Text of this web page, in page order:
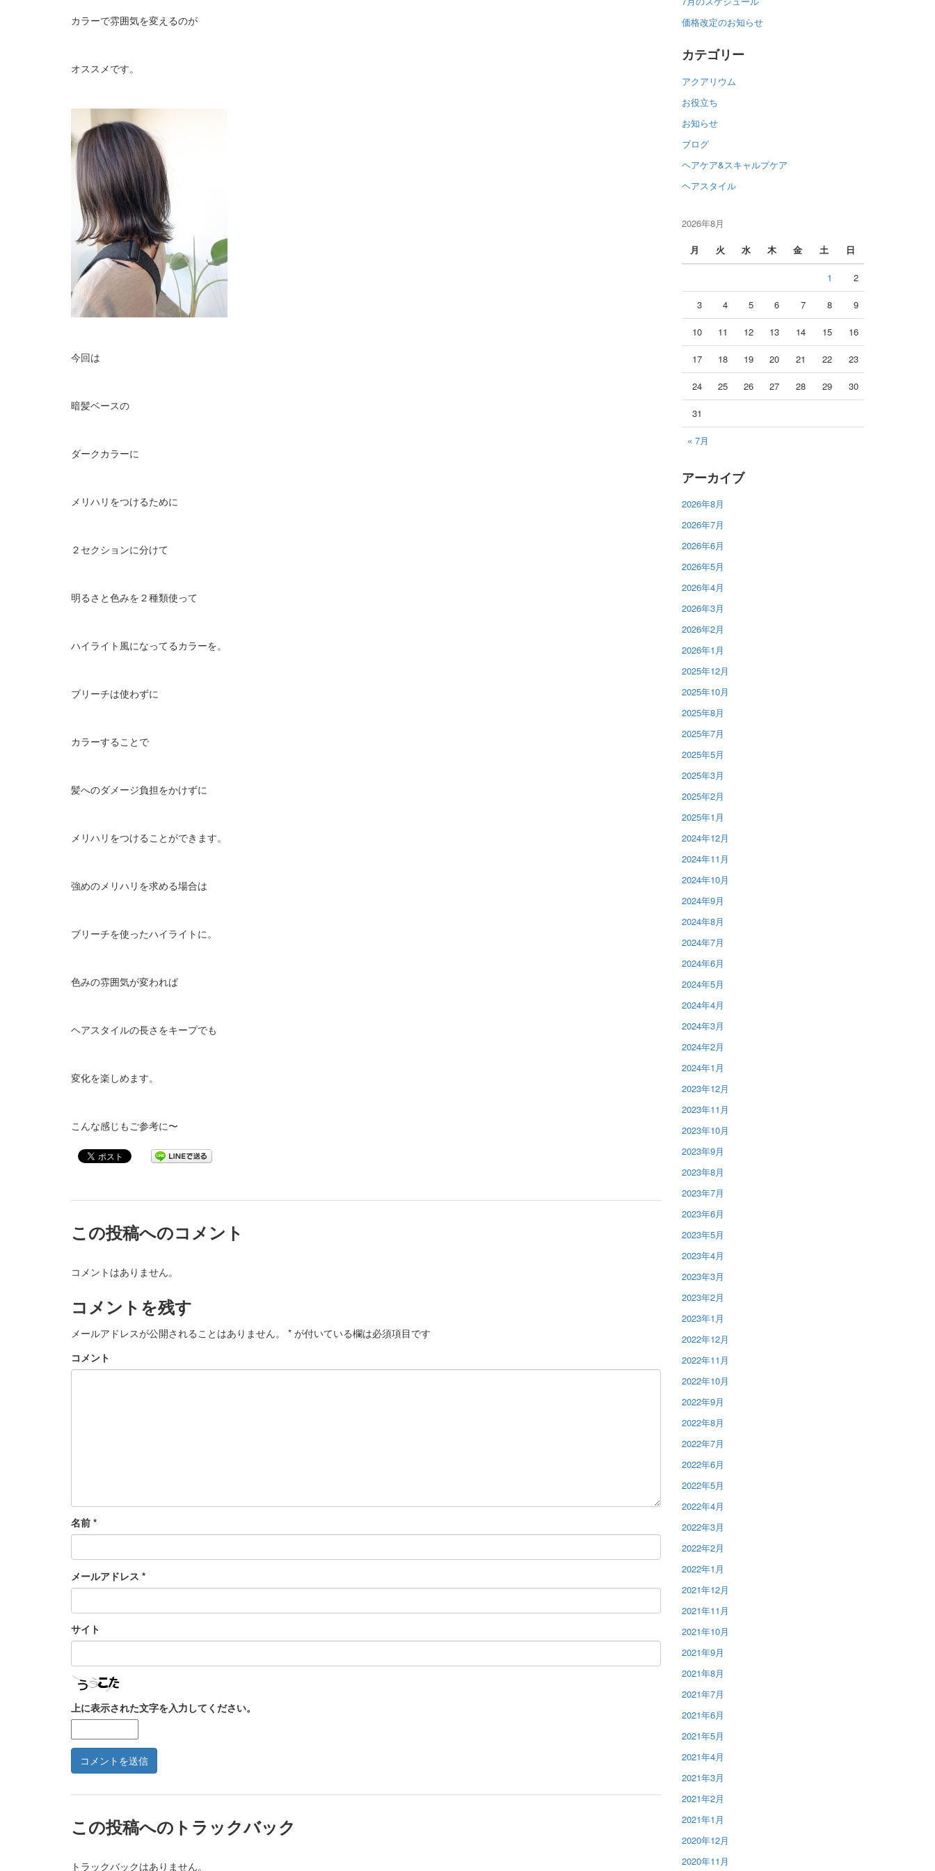
カラーで雰囲気を変えるのが
オススメです。
今回は
暗髪ベースの
ダークカラーに
メリハリをつけるために
２セクションに分けて
明るさと色みを２種類使って
ハイライト風になってるカラーを。
ブリーチは使わずに
カラーすることで
髪へのダメージ負担をかけずに
メリハリをつけることができます。
強めのメリハリを求める場合は
ブリーチを使ったハイライトに。
色みの雰囲気が変われば
ヘアスタイルの長さをキープでも
変化を楽しめます。
こんな感じもご参考に〜
この投稿へのコメント
コメントはありません。
コメントを残す
メールアドレスが公開されることはありません。 * が付いている欄は必須項目です
コメント
名前 *
メールアドレス *
サイト
上に表示された文字を入力してください。
この投稿へのトラックバック
トラックバックはありません。
価格改定のお知らせ
カテゴリー
アクアリウム
お役立ち
お知らせ
ブログ
ヘアケア&スキャルプケア
ヘアスタイル
2026年8月
月
火 水 木 金 土 日
« 7月
1 2
3 4 5 6 7 8 9
10 11 12 13 14 15 16
17 18 19 20 21 22 23
24 25 26 27 28 29 30
31
アーカイブ
2026年8月
2026年7月
2026年6月
2026年5月
2026年4月
2026年3月
2026年2月
2026年1月
2025年12月
2025年10月
2025年8月
2025年7月
2025年5月
2025年3月
2025年2月
2025年1月
2024年12月
2024年11月
2024年10月
2024年9月
2024年8月
2024年7月
2024年6月
2024年5月
2024年4月
2024年3月
2024年2月
2024年1月
2023年12月
2023年11月
2023年10月
2023年9月
2023年8月
2023年7月
2023年6月
2023年5月
2023年4月
2023年3月
2023年2月
2023年1月
2022年12月
2022年11月
2022年10月
2022年9月
2022年8月
2022年7月
2022年6月
2022年5月
2022年4月
2022年3月
2022年2月
2022年1月
2021年12月
2021年11月
2021年10月
2021年9月
2021年8月
2021年7月
2021年6月
2021年5月
2021年4月
2021年3月
2021年2月
2021年1月
2020年12月
2020年11月